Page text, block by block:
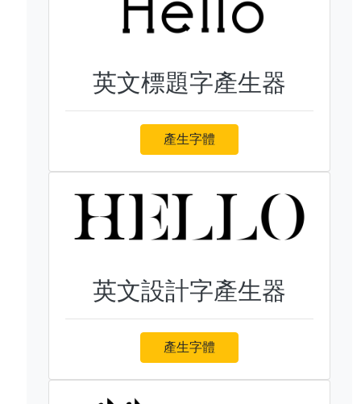
英文標題字產生器
產生字體
英文設計字產生器
產生字體